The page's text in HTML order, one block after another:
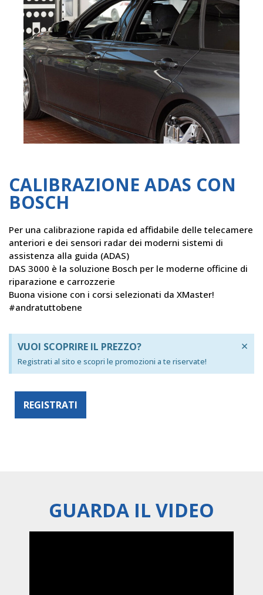
CALIBRAZIONE ADAS CON
BOSCH
Per una calibrazione rapida ed affidabile delle telecamere
anteriori e dei sensori radar dei moderni sistemi di
assistenza alla guida (ADAS)
DAS 3000 è la soluzione Bosch per le moderne officine di
riparazione e carrozzerie
Buona visione con i corsi selezionati da XMaster!
#andratuttobene
VUOI SCOPRIRE IL PREZZO?
Registrati al sito e scopri le promozioni a te riservate!
×
REGISTRATI
GUARDA IL VIDEO